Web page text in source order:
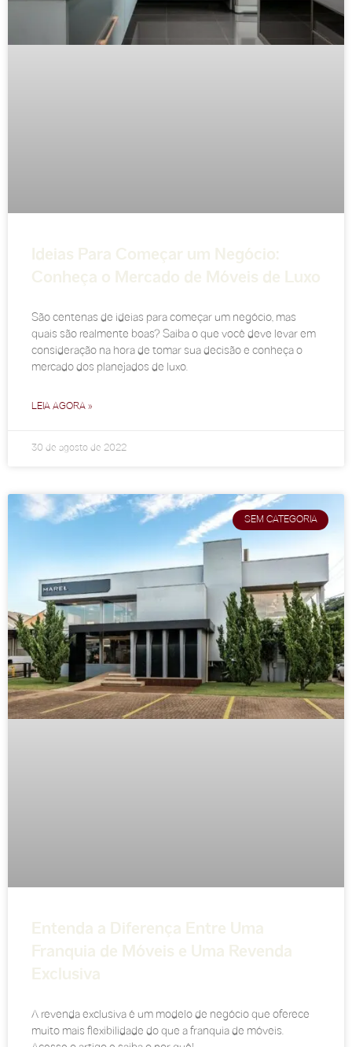
Ideias Para Começar um Negócio:
Conheça o Mercado de Móveis de Luxo
São centenas de ideias para começar um negócio, mas
quais são realmente boas? Saiba o que você deve levar em
consideração na hora de tomar sua decisão e conheça o
mercado dos planejados de luxo.
LEIA AGORA »
30 de agosto de 2022
SEM CATEGORIA
Entenda a Diferença Entre Uma
Franquia de Móveis e Uma Revenda
Exclusiva
A revenda exclusiva é um modelo de negócio que oferece
muito mais flexibilidade do que a franquia de móveis.